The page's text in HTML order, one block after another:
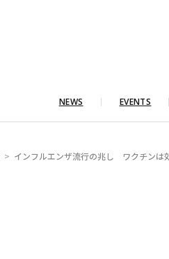
NEWS EVENTS
インフルエンザ流行の兆し ワクチンは